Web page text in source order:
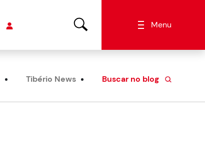
Menu
Tibério News Buscar no blog